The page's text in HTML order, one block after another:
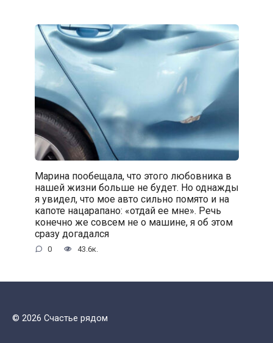
Марина пообещала, что этого любовника в
нашей жизни больше не будет. Но однажды
я увидел, что мое авто сильно помято и на
капоте нацарапано: «отдай ее мне». Речь
конечно же совсем не о машине, я об этом
сразу догадался
0 43.6к.
© 2026 Счастье рядом